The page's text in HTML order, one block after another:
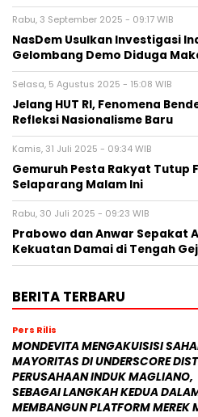
Rabu, 3 September 2025 - 09:17 WIB
NasDem Usulkan Investigasi
Gelombang Demo Diduga
Selasa, 5 Agustus 2025 - 15:08 WIB
Jelang HUT RI, Fenomena
Refleksi Nasionalisme Baru
Kamis, 31 Juli 2025 - 09:34 WIB
Gemuruh Pesta Rakyat Tutup
Selaparang Malam Ini
Rabu, 30 Juli 2025 - 09:23 WIB
Prabowo dan Anwar Sepakat
Kekuatan Damai di Tengah
BERITA TERBARU
Pers Rilis
MONDEVITA MENGAKUISISI
MAYORITAS DI UNDERSCORE
PERUSAHAAN INDUK MAGLIANO,
SEBAGAI LANGKAH KEDUA
MEMBANGUN PLATFORM MEREK